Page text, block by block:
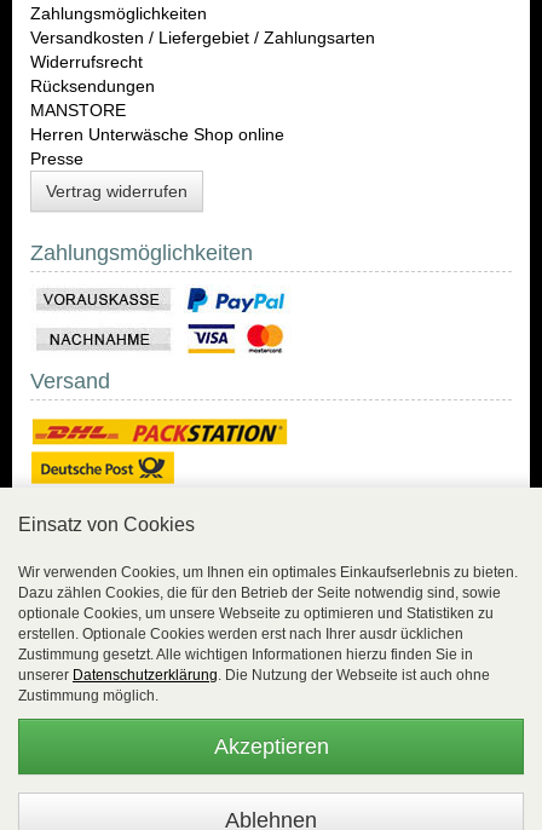
Zahlungsmöglichkeiten
Versandkosten / Liefergebiet / Zahlungsarten
Widerrufsrecht
Rücksendungen
MANSTORE
Herren Unterwäsche Shop online
Presse
Vertrag widerrufen
Zahlungsmöglichkeiten
Versand
Sicher Einkaufen mit
Trusted Shops und
Geld-zurück-Garantie.
lückenlos verschlüsselt
übertragen.
Die Shop-Server sind PCI-zertifiziert.
Einsatz von Cookies
Wir verwenden Cookies, um Ihnen ein optimales Einkaufserlebnis zu bieten.
Dazu zählen Cookies, die für den Betrieb der Seite notwendig sind, sowie
optionale Cookies, um unsere Webseite zu optimieren und Statistiken zu
erstellen. Optionale Cookies werden erst nach Ihrer ausdr ücklichen
Zustimmung gesetzt. Alle wichtigen Informationen hierzu finden Sie in
unserer Datenschutzerklärung. Die Nutzung der Webseite ist auch ohne
Zustimmung möglich.
Akzeptieren